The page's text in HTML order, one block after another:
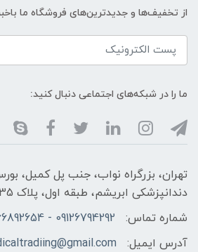
از تخفیف‌ها و جدیدترین‌های فروشگاه ما
ما را در شبکه‌های اجتماعی دنبال کنید:
تهران، بزرگراه نواب، جنب پل کمیل،
دندانپزشکی ابریشم، طبقه اول، پلاک 35
شماره تماس:
09126794292 - 02166892654
آدرس ایمیل: